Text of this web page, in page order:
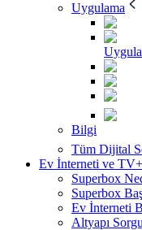
Uygulama
Bilgi
Tüm Dijital
Ev İnterneti ve TV+
Superbox
Superbox
Ev İnterneti
Altyapı